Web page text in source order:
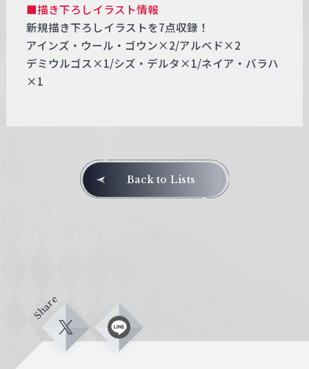
■描き下ろしイラスト情報
新規描き下ろしイラストを7点収録！
アインズ・ウール・ゴウン×2/アルベド×2
デミウルゴス×1/シズ・デルタ×1/ネイア・バラハ
×1
Back to Lists
Share
X L
i